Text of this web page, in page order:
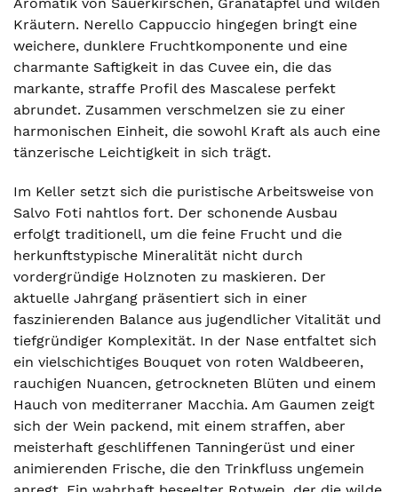
Kräutern. Nerello Cappuccio hingegen bringt eine
weichere, dunklere Fruchtkomponente und eine
charmante Saftigkeit in das Cuvee ein, die das
markante, straffe Profil des Mascalese perfekt
abrundet. Zusammen verschmelzen sie zu einer
harmonischen Einheit, die sowohl Kraft als auch eine
tänzerische Leichtigkeit in sich trägt.
Im Keller setzt sich die puristische Arbeitsweise von
Salvo Foti nahtlos fort. Der schonende Ausbau
erfolgt traditionell, um die feine Frucht und die
herkunftstypische Mineralität nicht durch
vordergründige Holznoten zu maskieren. Der
aktuelle Jahrgang präsentiert sich in einer
faszinierenden Balance aus jugendlicher Vitalität und
tiefgründiger Komplexität. In der Nase entfaltet sich
ein vielschichtiges Bouquet von roten Waldbeeren,
rauchigen Nuancen, getrockneten Blüten und einem
Hauch von mediterraner Macchia. Am Gaumen zeigt
sich der Wein packend, mit einem straffen, aber
meisterhaft geschliffenen Tanningerüst und einer
animierenden Frische, die den Trinkfluss ungemein